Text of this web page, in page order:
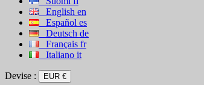
English en
Español es
Deutsch de
Français fr
Italiano it
Devise : EUR €